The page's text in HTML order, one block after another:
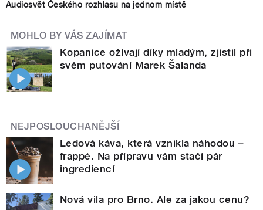
Audiosvět Českého rozhlasu na jednom místě
MOHLO BY VÁS ZAJÍMAT
Kopanice ožívají díky mladým, zjistil při
svém putování Marek Šalanda
NEJPOSLOUCHANĚJŠÍ
Ledová káva, která vznikla náhodou –
frappé. Na přípravu vám stačí pár
ingrediencí
Nová vila pro Brno. Ale za jakou cenu?